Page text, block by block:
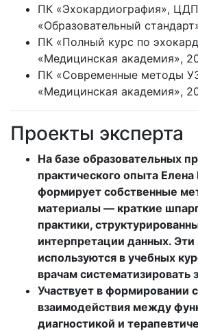
ПК «Эхокардиография»,
«Образовательный
ПК «Полный курс по
«Медицинская академия»,
ПК «Современные методы
«Медицинская академия»,
Проекты эксперта
На базе образовательных
практического опыта
формирует собственные
материалы — краткие
практики,
интерпретации данных. Эти
используются в учебных
врачам систематизировать
Участвует в формировании
взаимодействия между
диагностикой и